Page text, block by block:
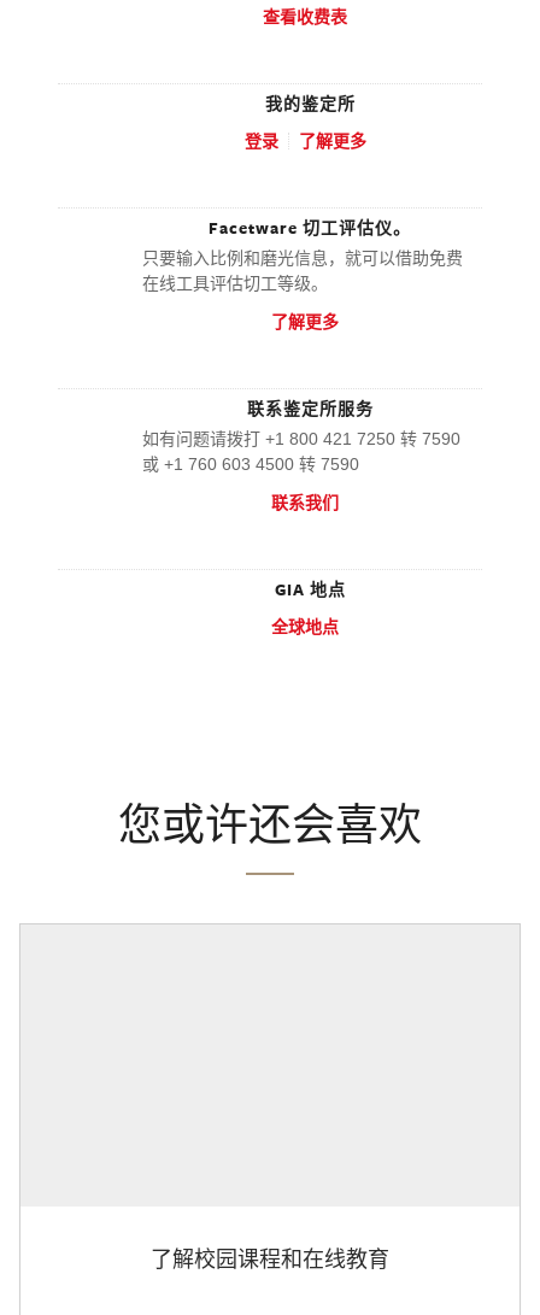
查看收费表
我的鉴定所
登录
了解更多
Facetware 切工评估仪。
只要输入比例和磨光信息，就可以借助免费
在线工具评估切工等级。
了解更多
联系鉴定所服务
如有问题请拨打 +1 800 421 7250 转 7590
或 +1 760 603 4500 转 7590
联系我们
GIA 地点
全球地点
您或许还会喜欢
了解校园课程和在线教育